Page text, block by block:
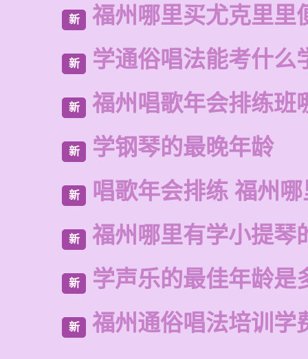
新 福州哪里买尤克里里
新 学通俗唱法能考什么
新 福州唱歌年会排练班
新 学钢琴的最晚年龄
新 唱歌年会排练 福州
新 福州哪里有学小提琴
新 学声乐的最佳年龄是
新 福州通俗唱法培训学